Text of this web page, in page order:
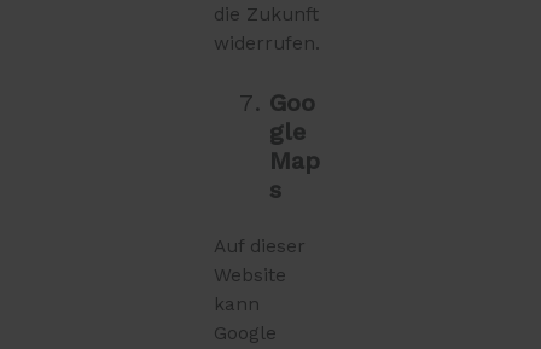
die Zukunft
widerrufen.
Goo
gle
Map
s
Auf dieser
Website
kann
Google